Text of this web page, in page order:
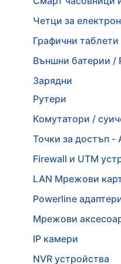
Четци за
Графични таблети
Външни батерии /
Зарядни
Рутери
Точки за достъп -
Firewall и UTM
LAN Мрежови
Powerline
Мрежови
IP камери
NVR устройства